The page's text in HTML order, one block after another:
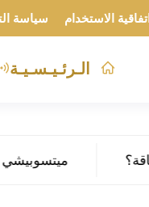
اتفاقية الاستخدام سياسة
الـرئـيـسـيـة
ميتسوبيشي تستعد لإنتاج 1000 روبوت بشري شهرياً: فهل تحل الآلات مكان العمال في المصانع؟